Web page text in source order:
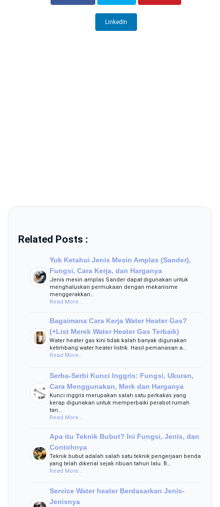
LinkedIn
Related Posts :
Yuk Ketahui Jenis Mesin Amplas (Sander),
Fungsi, Cara Kerja, dan Harganya
Jenis mesin amplas Sander dapat digunakan untuk
menghaluskan permukaan dengan mekanisme
menggerakkan…
Read More...
Bagaimana Cara Kerja Water Heater Gas?
(+List Merek Water Heater Gas Terbaik)
Water heater gas kini tidak kalah banyak digunakan
ketimbang water heater listrik. Hasil pemanasan a…
Read More...
Serba-Serbi Kunci Inggris: Fungsi, Ukuran,
Cara Menggunakan, Merk dan Harganya
Kunci inggris merupakan salah satu perkakas yang
kerap digunakan untuk memperbaiki perabot rumah
tan…
Read More...
Apa itu Teknik Bubut? Ini Fungsi, Jenis, dan
Contohnya
Teknik bubut adalah salah satu teknik pengerjaan benda
yang telah dikenal sejak ribuan tahun lalu. B…
Read More...
Service Water heater Berdasarkan Jenis-
Jenisnya